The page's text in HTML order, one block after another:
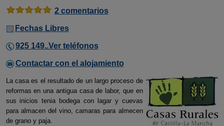
2 comentarios
Fechas Libres
925 149..Ver teléfonos
Contactar con el alojamiento
La casa es el resultado de un largo proceso de
reformas en una antigua casa de labor, que en
sus inicios tenia bodega con lagar y cuevas
para almacen del vino, camaras para almecen
de grano y paja.